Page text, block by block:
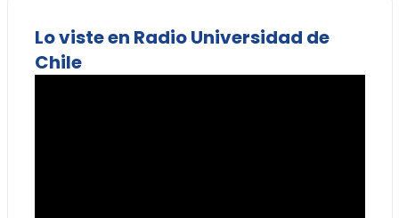
Lo viste en Radio Universidad de
Chile